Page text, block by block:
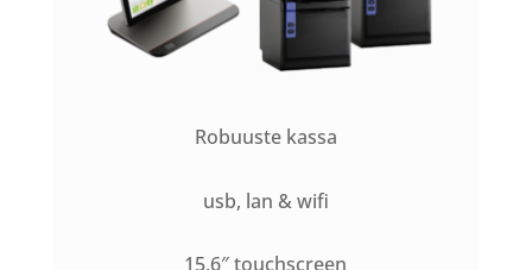
Robuuste kassa
usb, lan & wifi
15,6″ touchscreen